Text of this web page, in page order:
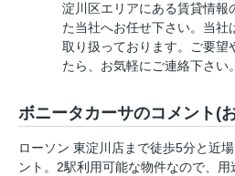
淀川区エリアにある賃貸情報
た当社へお任せ下さい。当社
取り扱っております。ご要望
たら、お気軽にご連絡下さい。
ボニータカーサのコメント(
ローソン 東淀川店まで徒歩5分と近
ント。2駅利用可能な物件なので、